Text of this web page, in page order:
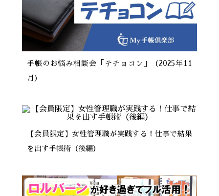
手帳のお悩み相談会「テチョコン」（2025年11
月）
【会員限定】女性管理職が実践する！仕事で結果
を出す手帳術（後編）